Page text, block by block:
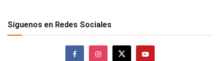
Síguenos en Redes Sociales